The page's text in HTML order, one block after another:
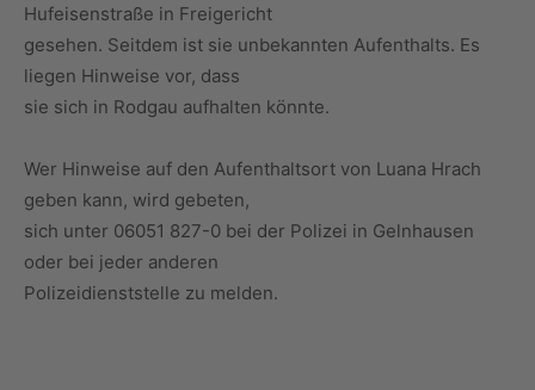
Hufeisenstraße in Freigericht
gesehen. Seitdem ist sie unbekannten Aufenthalts. Es
liegen Hinweise vor, dass
sie sich in Rodgau aufhalten könnte.
Wer Hinweise auf den Aufenthaltsort von Luana Hrach
geben kann, wird gebeten,
sich unter 06051 827-0 bei der Polizei in Gelnhausen
oder bei jeder anderen
Polizeidienststelle zu melden.